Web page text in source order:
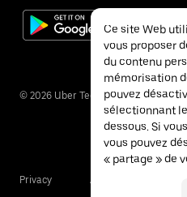
© 2026 Uber Technologies Inc.
Privacy Accessibility
Ce site Web
vous proposer
du contenu
mémorisation
pouvez
sélectionnant
dessous. Si
vous pouvez
« partage » de